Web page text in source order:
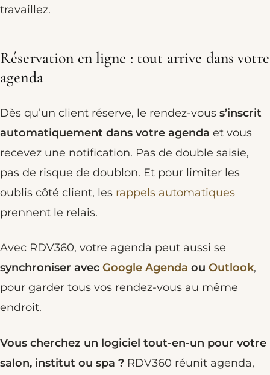
travaillez.
Réservation en ligne : tout arrive dans votre
agenda
Dès qu’un client réserve, le rendez-vous s’inscrit
automatiquement dans votre agenda et vous
recevez une notification. Pas de double saisie,
pas de risque de doublon. Et pour limiter les
oublis côté client, les rappels automatiques
prennent le relais.
Avec RDV360, votre agenda peut aussi se
synchroniser avec Google Agenda ou Outlook,
pour garder tous vos rendez-vous au même
endroit.
Vous cherchez un logiciel tout-en-un pour votre
salon, institut ou spa ? RDV360 réunit agenda,